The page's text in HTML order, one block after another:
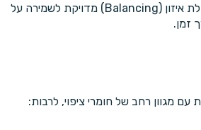
בנוסף, מתבצעת פעולת איזון (Balancing) מדויקת לשמירה על
זמן.
מגוון רחב של חומרי ציפוי, לרבות: